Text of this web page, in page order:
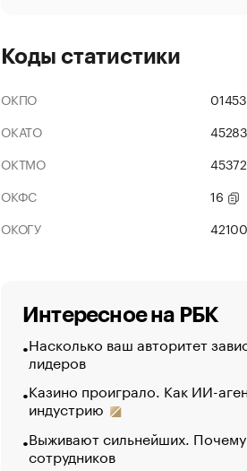
Коды статистики
ОКПО
ОКАТО
ОКТМО
ОКФС
16
ОКОГУ
Интересное на РБК
Насколько ваш авторитет
лидеров
Казино проиграло. Как ИИ-
индустрию
Выживают сильнейших.
сотрудников